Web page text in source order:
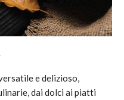
e delizioso,
dai dolci ai piatti